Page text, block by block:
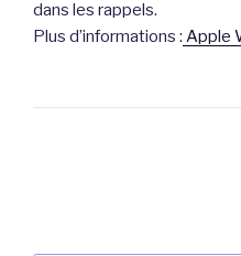
dans les rappels.
Plus d’informations : Apple